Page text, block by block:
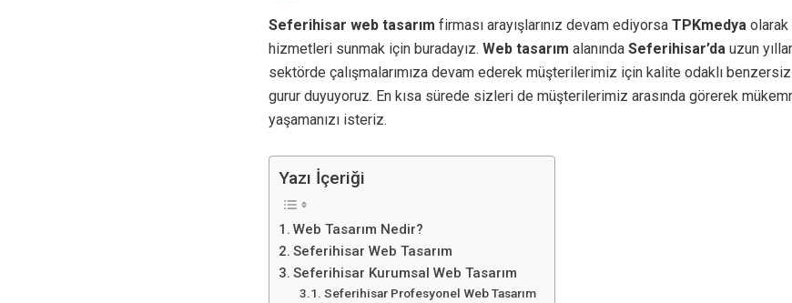
Seferihisar web tasarım firması arayışlarınız devam ediyorsa TPKmedya
hizmetleri sunmak için buradayız. Web tasarım alanında Seferihisar’da uzun
sektörde çalışmalarımıza devam ederek müşterilerimiz için kalite odaklı
gurur duyuyoruz. En kısa sürede sizleri de müşterilerimiz arasında görerek
yaşamanızı isteriz.
Yazı İçeriği
Web Tasarım Nedir?
Seferihisar Web Tasarım
Seferihisar Kurumsal Web Tasarım
Seferihisar Profesyonel Web Tasarım